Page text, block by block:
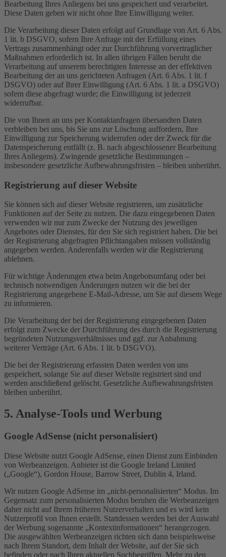
Bearbeitung Ihres Anliegens bei uns gespeichert und verarbeitet.
Diese Daten geben wir nicht ohne Ihre Einwilligung weiter.
Die Verarbeitung dieser Daten erfolgt auf Grundlage von Art. 6 Abs.
1 lit. b DSGVO, sofern Ihre Anfrage mit der Erfüllung eines
Vertrags zusammenhängt oder zur Durchführung vorvertraglicher
Maßnahmen erforderlich ist. In allen übrigen Fällen beruht die
Verarbeitung auf unserem berechtigten Interesse an der effektiven
Bearbeitung der an uns gerichteten Anfragen (Art. 6 Abs. 1 lit. f
DSGVO) oder auf Ihrer Einwilligung (Art. 6 Abs. 1 lit. a DSGVO)
sofern diese abgefragt wurde; die Einwilligung ist jederzeit
widerrufbar.
Die von Ihnen an uns per Kontaktanfragen übersandten Daten
verbleiben bei uns, bis Sie uns zur Löschung auffordern, Ihre
Einwilligung zur Speicherung widerrufen oder der Zweck für die
Datenspeicherung entfällt (z. B. nach abgeschlossener Bearbeitung
Ihres Anliegens). Zwingende gesetzliche Bestimmungen –
insbesondere gesetzliche Aufbewahrungsfristen – bleiben unberührt.
Registrierung auf dieser Website
Sie können sich auf dieser Website registrieren, um zusätzliche
Funktionen auf der Seite zu nutzen. Die dazu eingegebenen Daten
verwenden wir nur zum Zwecke der Nutzung des jeweiligen
Angebotes oder Dienstes, für den Sie sich registriert haben. Die bei
der Registrierung abgefragten Pflichtangaben müssen vollständig
angegeben werden. Anderenfalls werden wir die Registrierung
ablehnen.
Für wichtige Änderungen etwa beim Angebotsumfang oder bei
technisch notwendigen Änderungen nutzen wir die bei der
Registrierung angegebene E-Mail-Adresse, um Sie auf diesem Wege
zu informieren.
Die Verarbeitung der bei der Registrierung eingegebenen Daten
erfolgt zum Zwecke der Durchführung des durch die Registrierung
begründeten Nutzungsverhältnisses und ggf. zur Anbahnung
weiterer Verträge (Art. 6 Abs. 1 lit. b DSGVO).
Die bei der Registrierung erfassten Daten werden von uns
gespeichert, solange Sie auf dieser Website registriert sind und
werden anschließend gelöscht. Gesetzliche Aufbewahrungsfristen
bleiben unberührt.
5. Analyse-Tools und Werbung
Google AdSense (nicht personalisiert)
Diese Website nutzt Google AdSense, einen Dienst zum Einbinden
von Werbeanzeigen. Anbieter ist die Google Ireland Limited
(„Google“), Gordon House, Barrow Street, Dublin 4, Irland.
Wir nutzen Google AdSense im „nicht-personalisierten“ Modus. Im
Gegensatz zum personalisierten Modus beruhen die Werbeanzeigen
daher nicht auf Ihrem früheren Nutzerverhalten und es wird kein
Nutzerprofil von Ihnen erstellt. Stattdessen werden bei der Auswahl
der Werbung sogenannte „Kontextinformationen“ herangezogen.
Die ausgewählten Werbeanzeigen richten sich dann beispielsweise
nach Ihrem Standort, dem Inhalt der Website, auf der Sie sich
befinden oder nach Ihren aktuellen Suchbegriffen. Mehr zu den